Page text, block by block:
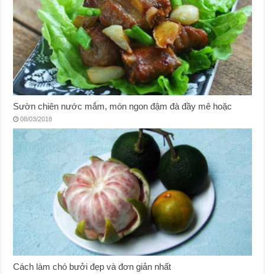
Sườn chiên nước mắm, món ngon đậm đà đầy mê hoặc
08/03/2018
Cách làm chó bưởi đẹp và đơn giản nhất